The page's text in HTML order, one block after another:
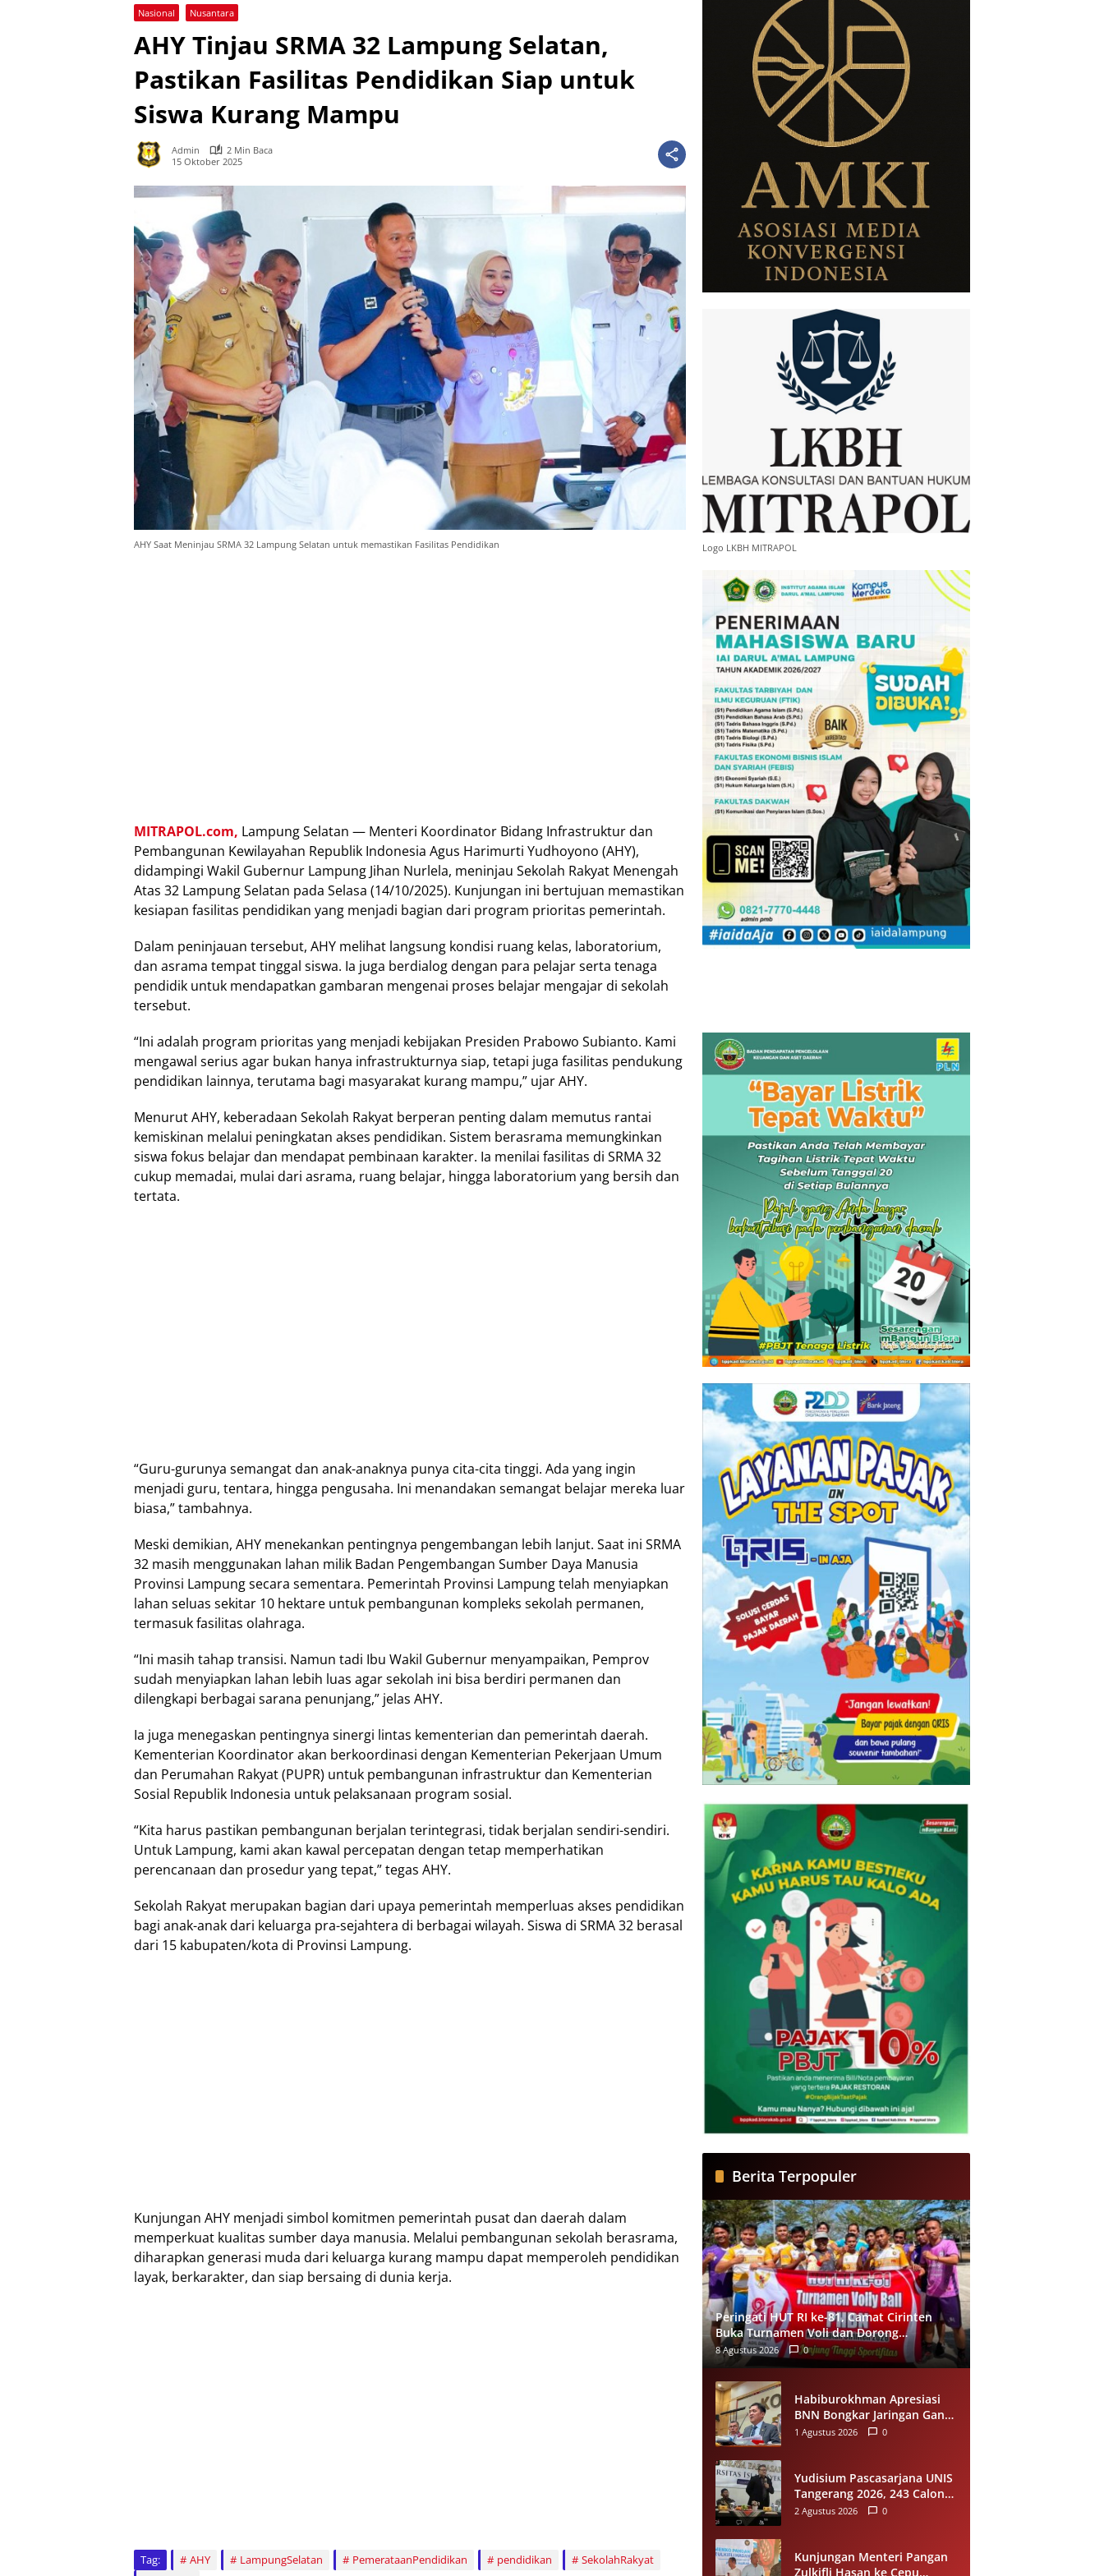
Nasional Nusantara
AHY Tinjau SRMA 32 Lampung Selatan,
Pastikan Fasilitas Pendidikan Siap untuk
Siswa Kurang Mampu
Admin
2 Min Baca
15 Oktober 2025
AHY Saat Meninjau SRMA 32 Lampung Selatan untuk memastikan Fasilitas Pendidikan
MITRAPOL.com, Lampung Selatan — Menteri Koordinator Bidang Infrastruktur dan
Pembangunan Kewilayahan Republik Indonesia Agus Harimurti Yudhoyono (AHY),
didampingi Wakil Gubernur Lampung Jihan Nurlela, meninjau Sekolah Rakyat Menengah
Atas 32 Lampung Selatan pada Selasa (14/10/2025). Kunjungan ini bertujuan memastikan
kesiapan fasilitas pendidikan yang menjadi bagian dari program prioritas pemerintah.
Dalam peninjauan tersebut, AHY melihat langsung kondisi ruang kelas, laboratorium,
dan asrama tempat tinggal siswa. Ia juga berdialog dengan para pelajar serta tenaga
pendidik untuk mendapatkan gambaran mengenai proses belajar mengajar di sekolah
tersebut.
“Ini adalah program prioritas yang menjadi kebijakan Presiden Prabowo Subianto. Kami
mengawal serius agar bukan hanya infrastrukturnya siap, tetapi juga fasilitas pendukung
pendidikan lainnya, terutama bagi masyarakat kurang mampu,” ujar AHY.
Menurut AHY, keberadaan Sekolah Rakyat berperan penting dalam memutus rantai
kemiskinan melalui peningkatan akses pendidikan. Sistem berasrama memungkinkan
siswa fokus belajar dan mendapat pembinaan karakter. Ia menilai fasilitas di SRMA 32
cukup memadai, mulai dari asrama, ruang belajar, hingga laboratorium yang bersih dan
tertata.
“Guru-gurunya semangat dan anak-anaknya punya cita-cita tinggi. Ada yang ingin
menjadi guru, tentara, hingga pengusaha. Ini menandakan semangat belajar mereka luar
biasa,” tambahnya.
Meski demikian, AHY menekankan pentingnya pengembangan lebih lanjut. Saat ini SRMA
32 masih menggunakan lahan milik Badan Pengembangan Sumber Daya Manusia
Provinsi Lampung secara sementara. Pemerintah Provinsi Lampung telah menyiapkan
lahan seluas sekitar 10 hektare untuk pembangunan kompleks sekolah permanen,
termasuk fasilitas olahraga.
“Ini masih tahap transisi. Namun tadi Ibu Wakil Gubernur menyampaikan, Pemprov
sudah menyiapkan lahan lebih luas agar sekolah ini bisa berdiri permanen dan
dilengkapi berbagai sarana penunjang,” jelas AHY.
Ia juga menegaskan pentingnya sinergi lintas kementerian dan pemerintah daerah.
Kementerian Koordinator akan berkoordinasi dengan Kementerian Pekerjaan Umum
dan Perumahan Rakyat (PUPR) untuk pembangunan infrastruktur dan Kementerian
Sosial Republik Indonesia untuk pelaksanaan program sosial.
“Kita harus pastikan pembangunan berjalan terintegrasi, tidak berjalan sendiri-sendiri.
Untuk Lampung, kami akan kawal percepatan dengan tetap memperhatikan
perencanaan dan prosedur yang tepat,” tegas AHY.
Sekolah Rakyat merupakan bagian dari upaya pemerintah memperluas akses pendidikan
bagi anak-anak dari keluarga pra-sejahtera di berbagai wilayah. Siswa di SRMA 32 berasal
dari 15 kabupaten/kota di Provinsi Lampung.
Kunjungan AHY menjadi simbol komitmen pemerintah pusat dan daerah dalam
memperkuat kualitas sumber daya manusia. Melalui pembangunan sekolah berasrama,
diharapkan generasi muda dari keluarga kurang mampu dapat memperoleh pendidikan
layak, berkarakter, dan siap bersaing di dunia kerja.
Tag: AHY LampungSelatan PemerataanPendidikan pendidikan
SekolahRakyat
Logo LKBH MITRAPOL
Berita Terpopuler
Peringati HUT RI ke-81, Camat Cirinten
Buka Turnamen Voli dan Dorong
Pencarian Bibit Atlet
8 Agustus 2026 0
Habiburokhman Apresiasi
BNN Bongkar Jaringan Ganja
Gayo-Medan, Sita 93
1 Agustus 2026 0
Yudisium Pascasarjana UNIS
Tangerang 2026, 243 Calon
Magister Resmi Lulus Siap
2 Agustus 2026 0
Kunjungan Menteri Pangan
Zulkifli Hasan ke Cepu